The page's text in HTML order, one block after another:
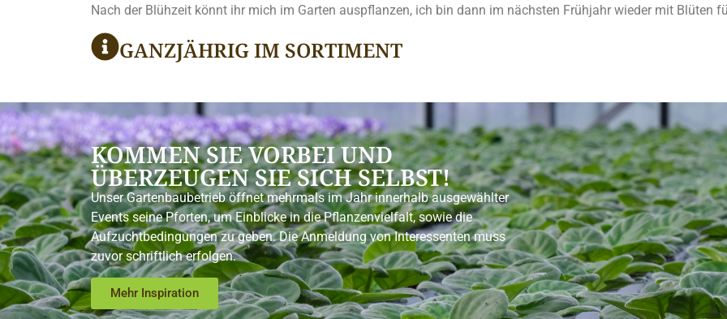
Nach der Blühzeit könnt ihr mich im Garten auspflanzen, ich bin dann im nächsten Frühjahr wieder mit Blüten
GANZJÄHRIG IM SORTIMENT
KOMMEN SIE VORBEI UND
ÜBERZEUGEN SIE SICH SELBST!
Unser Gartenbaubetrieb öffnet mehrmals im Jahr innerhalb ausgewählter
Events seine Pforten, um Einblicke in die Pflanzenvielfalt, sowie die
Aufzuchtbedingungen zu geben. Die Anmeldung von Interessenten muss
zuvor schriftlich erfolgen.
Mehr Inspiration